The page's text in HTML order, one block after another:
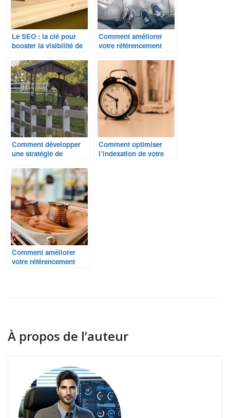
Le SEO : la clé pour
booster la visibilité de
Comment améliorer
votre référencement
Comment développer
une stratégie de
Comment optimiser
l’indexation de votre
Comment améliorer
votre référencement
À propos de l’auteur